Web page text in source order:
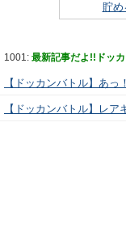
貯め
1001: 最新記事だよ!!ドッ
【ドッカンバトル】あ
【ドッカンバトル】レ